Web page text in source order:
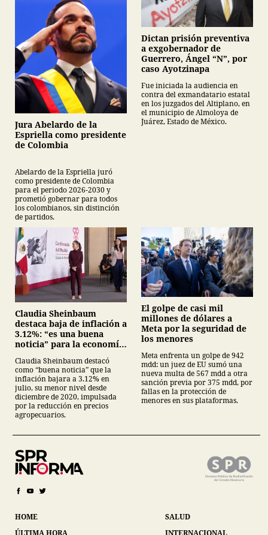
Jura Abelardo de la
Espriella como presidente
de Colombia
Abelardo de la Espriella juró
como presidente de Colombia
para el periodo 2026-2030 y
prometió gobernar para todos
los colombianos, sin distinción
de partidos.
Dictan prisión preventiva
a exgobernador de
Guerrero, Ángel “N”, por
caso Ayotzinapa
Fue iniciada la audiencia en
contra del exmandatario estatal
en los juzgados del Altiplano, en
el municipio de Almoloya de
Juárez, Estado de México.
Claudia Sheinbaum
destaca baja de inflación a
3.12%: “es una buena
noticia” para la economía
Claudia Sheinbaum destacó
como “buena noticia” que la
inflación bajara a 3.12% en
julio, su menor nivel desde
diciembre de 2020, impulsada
por la reducción en precios
agropecuarios.
El golpe de casi mil
millones de dólares a
Meta por la seguridad de
los menores
Meta enfrenta un golpe de 942
mdd: un juez de EU sumó una
nueva multa de 567 mdd a otra
sanción previa por 375 mdd, por
fallas en la protección de
menores en sus plataformas.
HOME
ÚLTIMA HORA
SALUD
INTERNACIONAL